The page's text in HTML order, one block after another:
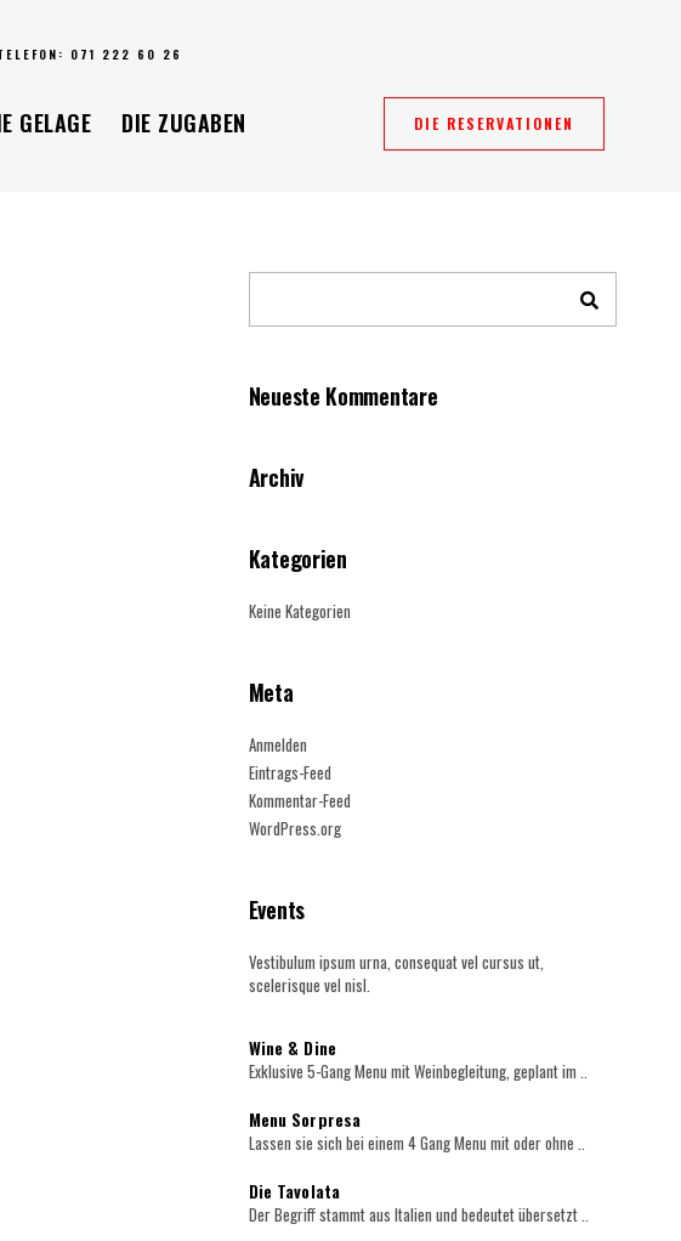
071 222 60 26
GELAGE DIE ZUGABEN DIE RESERVATIONEN
Neueste Kommentare
Archiv
Kategorien
Keine Kategorien
Meta
Anmelden
Eintrags-Feed
Kommentar-Feed
WordPress.org
Events
Vestibulum ipsum urna, consequat vel cursus ut,
scelerisque vel nisl.
Wine & Dine
Exklusive 5-Gang Menu mit Weinbegleitung, geplant im ..
Menu Sorpresa
Lassen sie sich bei einem 4 Gang Menu mit oder ohne ..
Die Tavolata
Der Begriff stammt aus Italien und bedeutet übersetzt ..